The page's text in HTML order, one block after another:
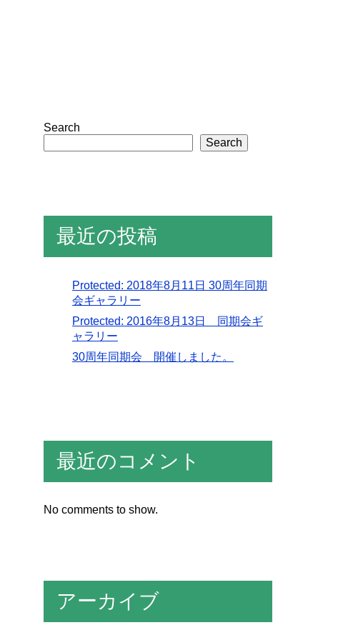
Search
Search
最近の投稿
Protected: 2018年8月11日 30周年同期
会ギャラリー
Protected: 2016年8月13日 同期会ギ
ャラリー
30周年同期会 開催しました。
最近のコメント
No comments to show.
アーカイブ